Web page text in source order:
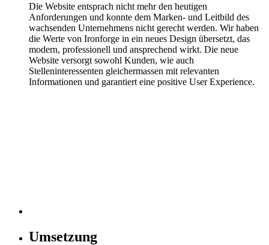
Die Website entsprach nicht mehr den heutigen
Anforderungen und konnte dem Marken- und Leitbild des
wachsenden Unternehmens nicht gerecht werden. Wir haben
die Werte von Ironforge in ein neues Design übersetzt, das
modern, professionell und ansprechend wirkt. Die neue
Website versorgt sowohl Kunden, wie auch
Stelleninteressenten gleichermassen mit relevanten
Informationen und garantiert eine positive User Experience.
Umsetzung